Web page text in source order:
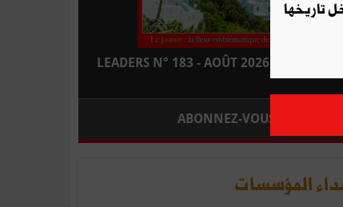
LEADERS N° 183 - AOÛT 2026 : EN
ABONNEZ-VOUS
المؤسسات
تاريخها